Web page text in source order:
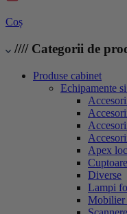
Coș
//// Categorii de
Produse cabinet
Echipamente
Apex
Cuptoare
Diverse
Lampi
Mobilier